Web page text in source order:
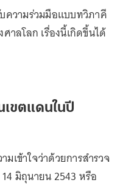
ความร่วมมือแบบทวิภาคี
าลโลก เรื่องนี้เกิดขึ้นได้
ขตแดนในปี
เข้าใจว่าด้วยการสำรวจ
มิถุนายน 2543 หรือ